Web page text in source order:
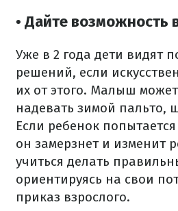
• Дайте возможность
Уже в 2 года дети видят
решений, если
их от этого. Малыш
надевать зимой пальто,
Если ребенок
он замерзнет и изменит
учиться делать
ориентируясь на свои
приказ взрослого.